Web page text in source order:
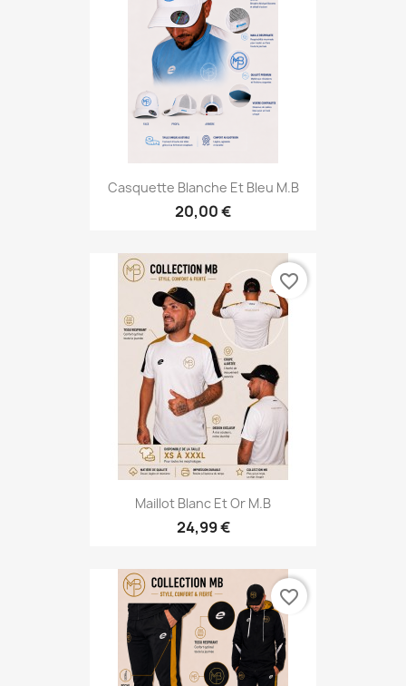
Casquette Blanche Et Bleu M.B
20,00 €
Maillot Blanc Et Or M.B
24,99 €
favorite_border
favorite_border